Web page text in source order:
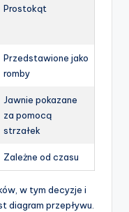
Prostokąt
Przedstawione jako
romby
Jawnie pokazane
za pomocą
strzałek
Zależne od czasu
w tym decyzje i
diagram przepływu.